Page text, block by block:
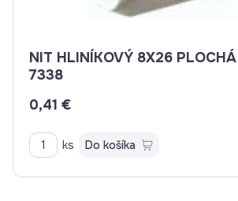
NIT HLINÍKOVÝ 8X26
7338
0,41 €
ks Do košíka